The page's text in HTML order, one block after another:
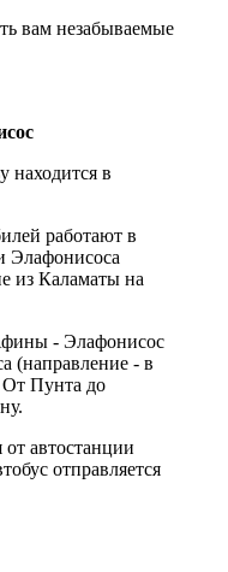
вам незабываемые
находится в
работают в
Элафонисоса
из Каламаты на
- Элафонисос
(направление - в
Пунта до
автостанции
отправляется